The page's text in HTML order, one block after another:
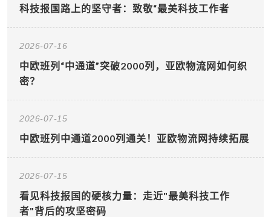
科技报国路上的坚守者：致敬“最美科技工作者
2026-07-16
中欧班列“中通道”突破2000列，亚欧物流网如何织
密？
2026-07-15
中欧班列中通道2000列通关！亚欧物流网持续拓展
2026-07-15
看见科技报国的硬核力量：走近"最美科技工作
者"背后的攻坚密码